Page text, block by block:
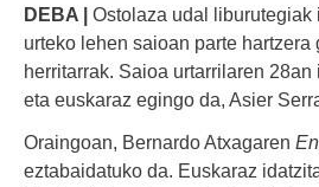
DEBA | Ostolaza udal liburutegiak
urteko lehen saioan parte hartzera
herritarrak. Saioa urtarrilaren
eta euskaraz egingo da, Asier
Oraingoan, Bernardo Atxagaren
eztabaidatuko da. Euskaraz